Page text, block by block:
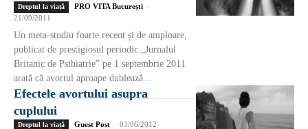
Dreptul la viață PRO VITA București -
21/09/2011
Un meta-studiu foarte recent și de amploare,
publicat de prestigiosul periodic „Jurnalul
Britanic de Psihiatrie” pe 1 septembrie 2011
arată că avortul aproape dublează...
Efectele avortului asupra
cuplului
Dreptul la viață Guest Post - 03/06/2012